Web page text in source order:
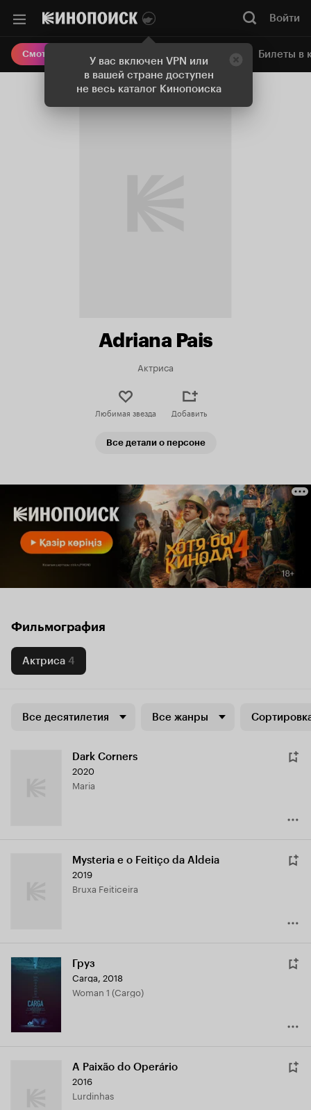
У вас включен VPN или
в вашей стране доступен
не весь каталог Кинопоиска
Войти
Смотреть кино Онлайн-кинотеатр Билеты в
Adriana Pais
Актриса
Любимая звезда Добавить
Все детали о персоне
Фильмография
Актриса 4
Все десятилетия Все жанры
Dark Corners
2020
Maria
Mysteria e o Feitiço da Aldeia
2019
Bruxa Feiticeira
Груз
Carga, 2018
Woman 1 (Cargo)
A Paixão do Operário
2016
Lurdinhas